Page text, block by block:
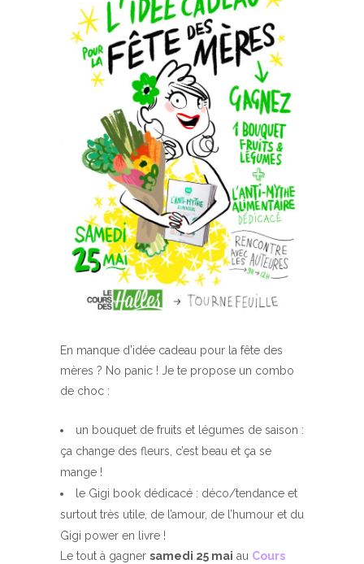
En manque d’idée cadeau pour la fête des
mères ? No panic ! Je te propose un combo
de choc :
un bouquet de fruits et légumes de saison :
ça change des fleurs, c’est beau et ça se
mange !
le Gigi book dédicacé : déco/tendance et
surtout très utile, de l’amour, de l’humour et du
Gigi power en livre !
Le tout à gagner samedi 25 mai au Cours